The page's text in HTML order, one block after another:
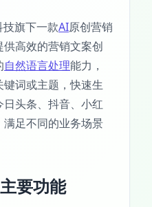
旗下一款AI原创营销
高效的营销文案创
自然语言处理能力，
词或主题，快速生
头条、抖音、小红
足不同的业务场景
要功能